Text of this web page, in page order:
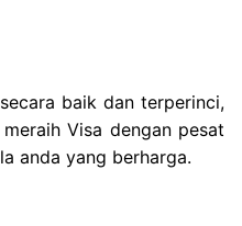
baik dan terperinci,
Visa dengan pesat
anda yang berharga.